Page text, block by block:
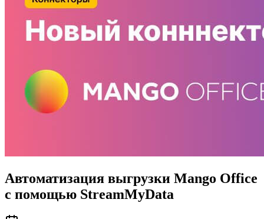
Автоматизация выгрузки Mango Office
с помощью StreamMyData